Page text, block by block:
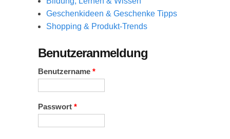
Geschenkideen & Geschenke Tipps
Shopping & Produkt-Trends
Benutzeranmeldung
Benutzername *
Passwort *